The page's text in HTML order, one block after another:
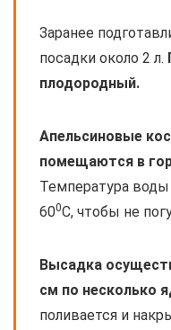
Заранее
посадки около 2 л.
плодородный.
Апельсиновые
помещаются в
Температура
600С, чтобы не
Высадка
см по несколько
поливается и